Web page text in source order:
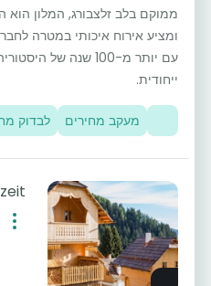
ממוקם בלב זלצבורג, המלון הוא
ומציע אירוח איכותי במטרה
עם יותר מ-100 שנה
ייחודית.
מעקב מחירים לבדוק